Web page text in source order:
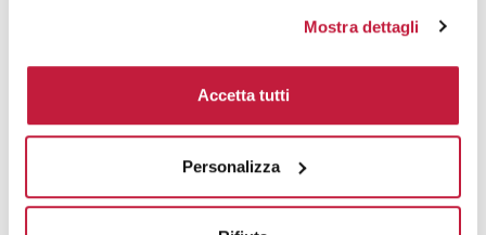
Mostra dettagli
Accetta tutti
Personalizza
€ 20,33
5000 € 17,90 € 20,26
Tecniche di stampa